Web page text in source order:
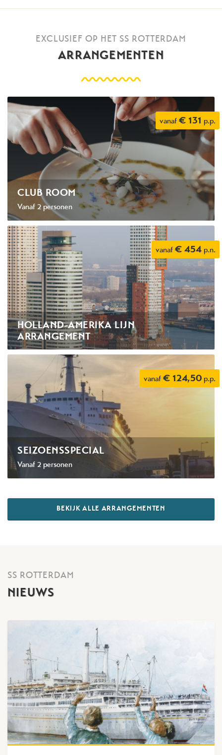
EXCLUSIEF OP HET SS ROTTERDAM
ARRANGEMENTEN
vanaf € 131 p.p.
CLUB ROOM
Vanaf 2 personen
vanaf € 454 p.n.
HOLLAND-AMERIKA LIJN
ARRANGEMENT
vanaf € 124,50 p.p.
SEIZOENSSPECIAL
Vanaf 2 personen
BEKIJK ALLE ARRANGEMENTEN
SS ROTTERDAM
NIEUWS